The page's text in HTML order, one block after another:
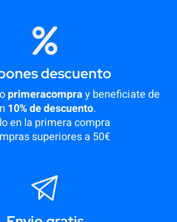
descuento
primeracompray beneficiate de
10% de descuento.
en la primera compra
superiores a 50€